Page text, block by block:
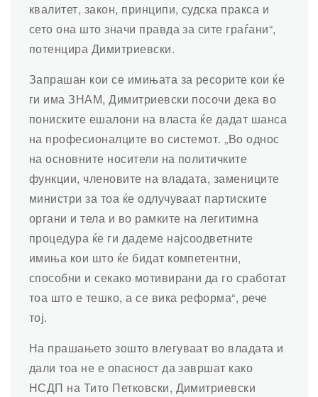
квалитет, закон, принципи, судска пракса и
сето она што значи правда за сите граѓани“,
потенцира Димитриевски.
Запрашан кои се имињата за ресорите кои ќе
ги има ЗНАМ, Димитриевски посочи дека во
пониските ешалони на власта ќе дадат шанса
на професионалците во системот. „Во однос
на основните носители на политичките
функции, членовите на владата, замениците
министри за тоа ќе одлучуваат партиските
органи и тела и во рамките на легитимна
процедура ќе ги дадеме најсоодветните
имиња кои што ќе бидат компетентни,
способни и секако мотивирани да го сработат
тоа што е тешко, а се вика реформа“, рече
тој.
На прашањето зошто влегуваат во владата и
дали тоа не е опасност да завршат како
НСДП на Тито Петковски, Димитриевски